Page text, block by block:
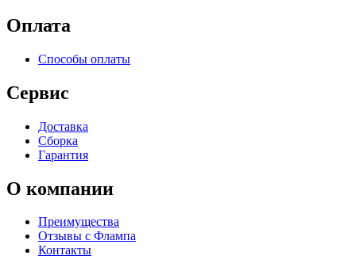
Оплата
Способы оплаты
Сервис
Доставка
Сборка
Гарантия
О компании
Преимущества
Отзывы c Флампа
Контакты